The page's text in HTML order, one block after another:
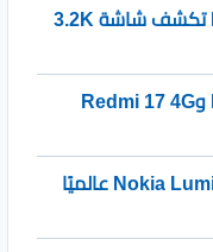
تسريبات Xiaomi Pad 9 وPad 9 Pro تكشف شاشة 3.2K
شاومي تطلق هاتفي Redmi 17 5G وRedmi 17 4G
تسريبات: HMD تستعد لإحياء هوية Nokia Lumia عالميًا